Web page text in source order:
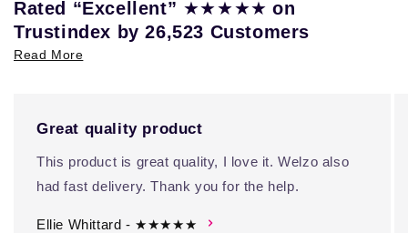
Rated “Excellent” ★★★★★on
Trustindex by 26,523 Customers
Read More
Great quality product
This product is great quality, I love it. Welzo also
had fast delivery. Thank you for the help.
Ellie Whittard - ★★★★★